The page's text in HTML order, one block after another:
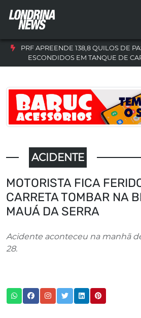
PRF APREENDE 138,8 QUILOS DE
ESCONDIDOS EM TANQUE DE
ACIDENTE
MOTORISTA FICA
CARRETA TOMBAR NA
MAUÁ DA SERRA
Acidente aconteceu na manhã
28.